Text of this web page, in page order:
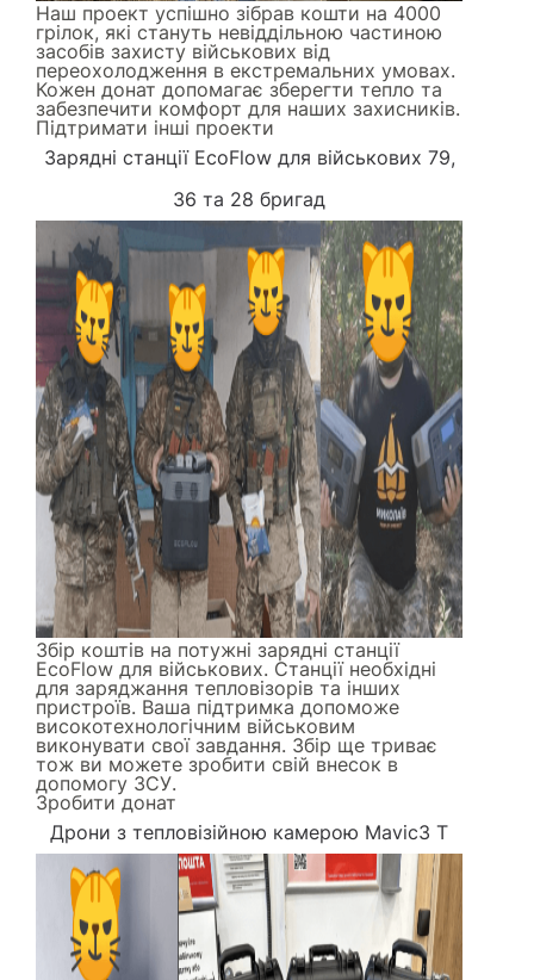
Наш проект успішно зібрав кошти на 4000
грілок, які стануть невіддільною частиною
засобів захисту військових від
переохолодження в екстремальних умовах.
Кожен донат допомагає зберегти тепло та
забезпечити комфорт для наших захисників.
Підтримати інші проекти
Зарядні станції EcoFlow для військових 79,
36 та 28 бригад
Збір коштів на потужні зарядні станції
EcoFlow для військових. Станції необхідні
для заряджання тепловізорів та інших
пристроїв. Ваша підтримка допоможе
високотехнологічним військовим
виконувати свої завдання. Збір ще триває
тож ви можете зробити свій внесок в
допомогу ЗСУ.
Зробити донат
Дрони з тепловізійною камерою Mavic3 Т